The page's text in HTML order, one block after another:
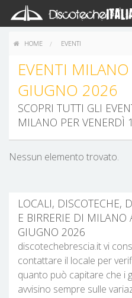
HOME EVENTI
EVENTI
GIUGNO 2026
SCOPRI TUTTI GLI
MILANO PER VENERDÌ
Nessun elemento trovato.
LOCALI, DISCOTECHE,
E BIRRERIE DI MILANO
GIUGNO 2026
discotechebrescia.it vi
contattare il locale per
quanto può capitare che i
avvisino sempre sulle